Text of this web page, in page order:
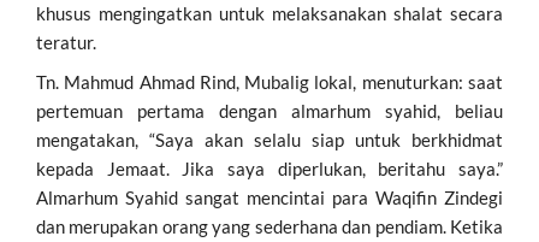
khusus mengingatkan untuk melaksanakan shalat secara
teratur.
Tn. Mahmud Ahmad Rind, Mubalig lokal, menuturkan: saat
pertemuan pertama dengan almarhum syahid, beliau
mengatakan, “Saya akan selalu siap untuk berkhidmat
kepada Jemaat. Jika saya diperlukan, beritahu saya.”
Almarhum Syahid sangat mencintai para Waqifin Zindegi
dan merupakan orang yang sederhana dan pendiam. Ketika